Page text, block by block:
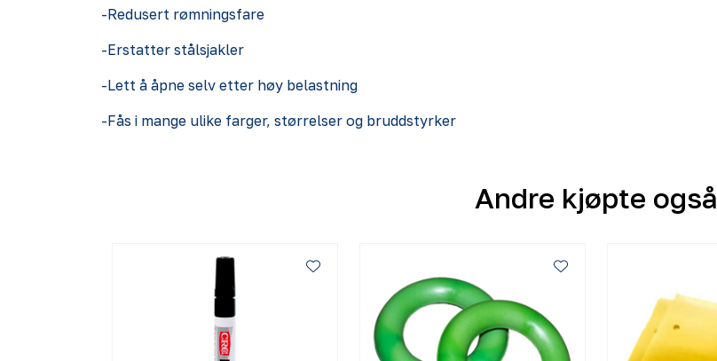
-Redusert rømningsfare
-Erstatter stålsjakler
-Lett å åpne selv etter høy belastning
-Fås i mange ulike farger, størrelser og bruddstyrker
Andre kjøpte også